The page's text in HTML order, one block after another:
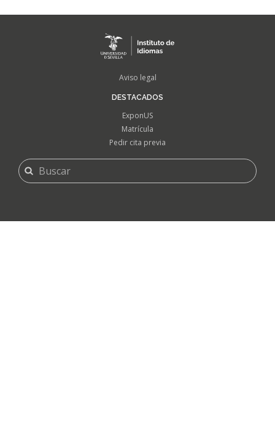
Aviso legal
DESTACADOS
ExponUS
Matrícula
Pedir cita previa
FORMULARIO
DE
BÚSQUEDA
Buscar